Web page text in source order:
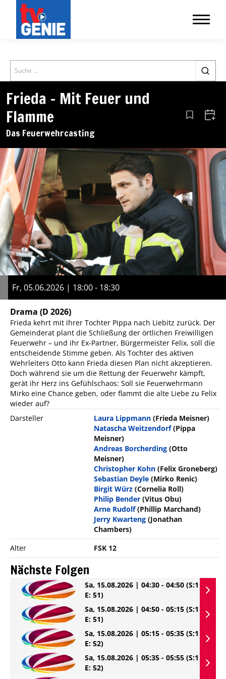
Search
Frieda – Mit Feuer und
Flamme
Das Feuerwehrcasting
Aus den
Fr, 05.06.2026 | 18:00 - 18:30
Drama (D 2026)
Frieda kehrt mit ihrer Tochter Pippa nach Liebitz zurück. Der
Gemeinderat plant die Schließung der örtlichen Freiwilligen
Feuerwehr – und ihr Ex-Partner, Bürgermeister Felix, soll die
entscheidende Stimme geben. Als Tochter des aktiven
Wehrleiters Otto kann Frieda diesen Plan nicht akzeptieren.
Doch während sie um die Rettung der Feuerwehr kämpft,
gerät ihr Herz ins Gefühlschaos: Soll sie Feuerwehrmann
Mirko eine Chance geben, oder flammt die alte Liebe zu Felix
wieder auf?
Darsteller
Laura Lippmann (Frieda Meisner)
Natascha Weitzendorf (Pippa
Meisner)
Andreas Borcherding (Otto
Meisner)
Christopher Kohn (Felix Groneberg)
Sebastian Deyle (Mirko Renic)
Birgit Würz (Cornelia Roll)
Philip Bender (Vitus Obu)
Arne Rudolf (Phillip Marchand)
Jerry Kwarteng (Jonathan
Chambers)
Alter
FSK 12
Nächste Folgen
Sa, 15.08.2026 | 04:30 - 04:50 (S:1
E: 51)
Sa, 15.08.2026 | 04:50 - 05:15 (S:1
E: 51)
Sa, 15.08.2026 | 05:15 - 05:35 (S:1
E: 52)
Sa, 15.08.2026 | 05:35 - 05:55 (S:1
E: 52)